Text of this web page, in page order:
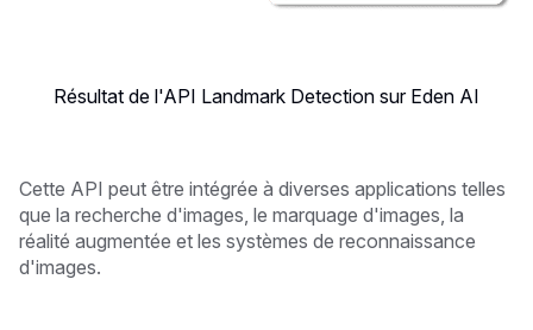
Résultat de l'API Landmark Detection sur Eden AI
Cette API peut être intégrée à diverses applications telles
que la recherche d'images, le marquage d'images, la
réalité augmentée et les systèmes de reconnaissance
d'images.